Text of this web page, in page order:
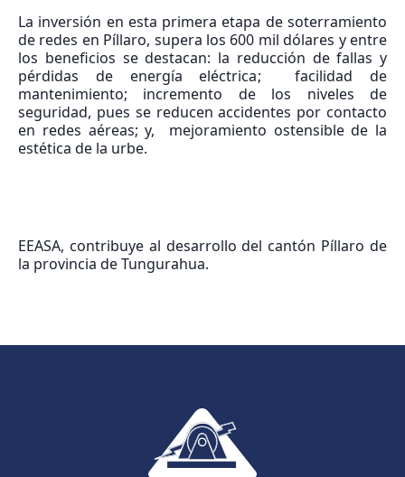
La inversión en esta primera etapa de soterramiento
de redes en Píllaro, supera los 600 mil dólares y entre
los beneficios se destacan: la reducción de fallas y
pérdidas de energía eléctrica; facilidad de
mantenimiento; incremento de los niveles de
seguridad, pues se reducen accidentes por contacto
en redes aéreas; y, mejoramiento ostensible de la
estética de la urbe.
EEASA, contribuye al desarrollo del cantón Píllaro de
la provincia de Tungurahua.